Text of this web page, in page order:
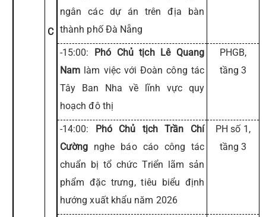
C
ngân các dự án trên địa bàn
thành phố Đà Nẵng
-15:00: Phó Chủ tịch Lê Quang
Nam làm việc với Đoàn công tác
Tây Ban Nha về lĩnh vực quy
hoạch đô thị
PHGB,
tầng 3
-14:00: Phó Chủ tịch Trần Chí
Cường nghe báo cáo công tác
chuẩn bị tổ chức Triển lãm sản
phẩm đặc trưng, tiêu biểu định
hướng xuất khẩu năm 2026
PH số 1,
tầng 3